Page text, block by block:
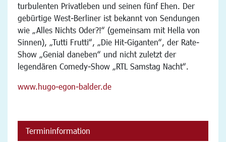
turbulenten Privatleben und seinen fünf Ehen. Der
gebürtige West-Berliner ist bekannt von Sendungen
wie „Alles Nichts Oder?!“ (gemeinsam mit Hella von
Sinnen), „Tutti Frutti“, „Die Hit-Giganten“, der Rate-
Show „Genial daneben“ und nicht zuletzt der
legendären Comedy-Show „RTL Samstag Nacht“.
www.hugo-egon-balder.de
Termininformation